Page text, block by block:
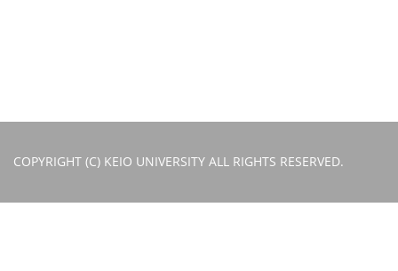
COPYRIGHT (C) KEIO UNIVERSITY ALL RIGHTS RESERVED.